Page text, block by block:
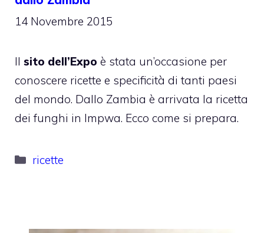
14 Novembre 2015
Il sito dell’Expo è stata un’occasione per
conoscere ricette e specificità di tanti paesi
del mondo. Dallo Zambia è arrivata la ricetta
dei funghi in Impwa. Ecco come si prepara.
Categorie
ricette